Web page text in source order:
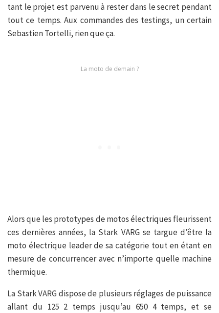
tant le projet est parvenu à rester dans le secret pendant
tout ce temps. Aux commandes des testings, un certain
Sebastien Tortelli, rien que ça.
La moto de demain ?
Alors que les prototypes de motos électriques fleurissent
ces dernières années, la Stark VARG se targue d’être la
moto électrique leader de sa catégorie tout en étant en
mesure de concurrencer avec n’importe quelle machine
thermique.
La Stark VARG dispose de plusieurs réglages de puissance
allant du 125 2 temps jusqu’au 650 4 temps, et se